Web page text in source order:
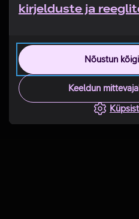
kirjelduste ja
Nõustun
Keeldun